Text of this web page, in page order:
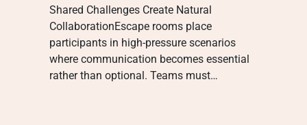
Shared Challenges Create Natural
CollaborationEscape rooms place
participants in high-pressure scenarios
where communication becomes essential
rather than optional. Teams must…